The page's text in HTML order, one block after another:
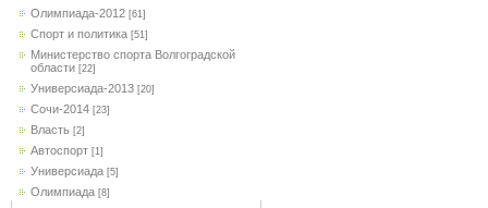
Олимпиада-2012 [61]
Спорт и политика [51]
Министерство спорта Волгоградской
области [22]
Универсиада-2013 [20]
Сочи-2014 [23]
Власть [2]
Автоспорт [1]
Универсиада [5]
Олимпиада [8]